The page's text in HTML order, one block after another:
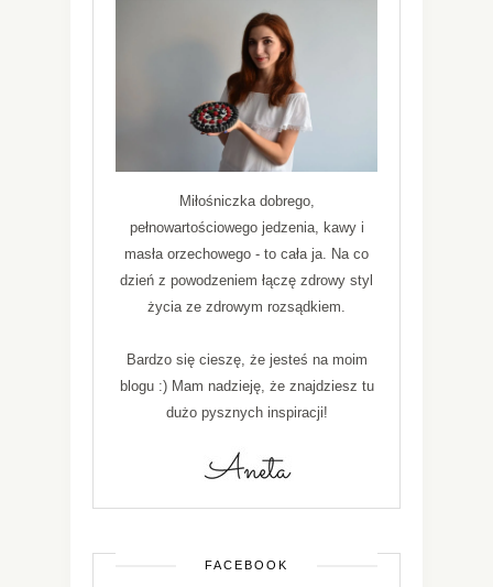
Miłośniczka dobrego,
pełnowartościowego jedzenia, kawy i
masła orzechowego - to cała ja. Na co
dzień z powodzeniem łączę zdrowy styl
życia ze zdrowym rozsądkiem.
Bardzo się cieszę, że jesteś na moim
blogu :) Mam nadzieję, że znajdziesz tu
dużo pysznych inspiracji!
FACEBOOK